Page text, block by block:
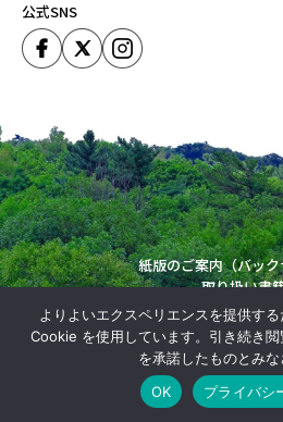
公式SNS
紙版のご案内（バッ
取り扱い書
運営会社
Copyright (C) Japan Forestry Investigation
よりよいエクスペリエンスを提供す
Cookie を使用しています。引き続き
を承諾したものとみな
OK
プライバシ